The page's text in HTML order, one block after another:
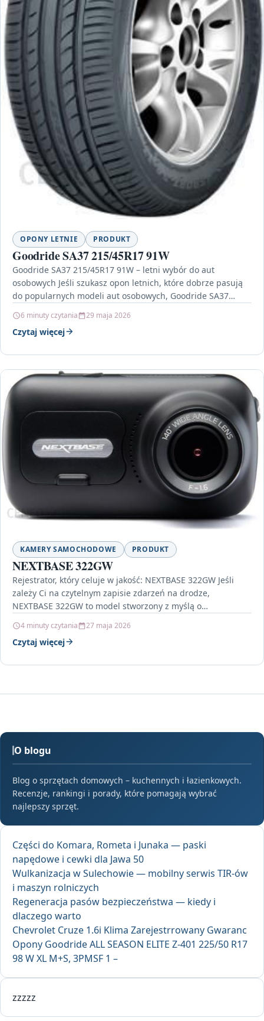
OPONY LETNIE PRODUKT
Goodride SA37 215/45R17 91W
Goodride SA37 215/45R17 91W – letni wybór do aut
osobowych Jeśli szukasz opon letnich, które dobrze pasują
do popularnych modeli aut osobowych, Goodride SA37…
6 minuty czytania 29 maja 2026
Czytaj więcej
KAMERY SAMOCHODOWE PRODUKT
NEXTBASE 322GW
Rejestrator, który celuje w jakość: NEXTBASE 322GW Jeśli
zależy Ci na czytelnym zapisie zdarzeń na drodze,
NEXTBASE 322GW to model stworzony z myślą o…
4 minuty czytania 27 maja 2026
Czytaj więcej
O blogu
Blog o sprzętach domowych – kuchennych i łazienkowych.
Recenzje, rankingi i porady, które pomagają wybrać
najlepszy sprzęt.
Części do Komara, Rometa i Junaka — paski
napędowe i cewki dla Jawa 50
Wulkanizacja w Sulechowie — mobilny serwis TIR-ów
i maszyn rolniczych
Regeneracja pasów bezpieczeństwa — kiedy i
dlaczego warto
Chevrolet Cruze 1.6i Klima Zarejestrrowany Gwaranc
Opony Goodride ALL SEASON ELITE Z-401 225/50 R17
98 W XL M+S, 3PMSF 1 –
zzzzz